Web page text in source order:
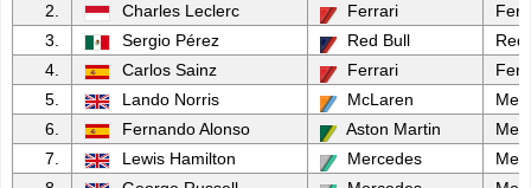
2.
Charles Leclerc Ferrari
3.
Sergio Pérez Red Bull
Red
4.
Carlos Sainz Ferrari
5.
Lando Norris McLaren
6.
Fernando Alonso Aston Martin
7.
Lewis Hamilton Mercedes